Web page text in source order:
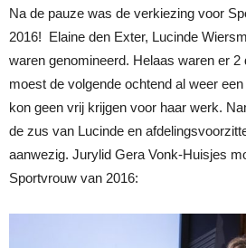
Na de pauze was de verkiezing voor
2016! Elaine den Exter, Lucinde
waren genomineerd. Helaas waren er
moest de volgende ochtend al weer
kon geen vrij krijgen voor haar werk.
de zus van Lucinde en
aanwezig. Jurylid Gera Vonk-Huisjes
Sportvrouw van 2016: